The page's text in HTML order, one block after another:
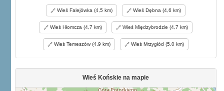
Wieś Falejówka (4,5 km) Wieś Dębna (4,6 km)
Wieś Hłomcza (4,7 km) Wieś Międzybrodzie (4,7 km)
Wieś Temeszów (4,9 km) Wieś Mrzygłód (5,0 km)
Wieś Końskie na mapie